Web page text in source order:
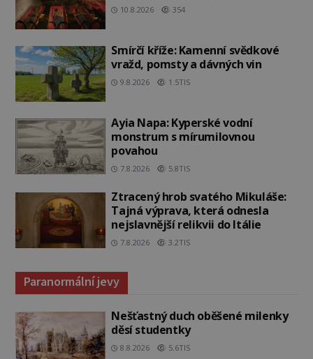
10.8.2026 354
Smírčí kříže: Kamenní svědkové
vražd, pomsty a dávných vin
9.8.2026 1.5TIS
Ayia Napa: Kyperské vodní
monstrum s mírumilovnou
povahou
7.8.2026 5.8TIS
Ztracený hrob svatého Mikuláše:
Tajná výprava, která odnesla
nejslavnější relikvii do Itálie
7.8.2026 3.2TIS
Paranormální jevy
Nešťastný duch oběšené milenky
děsí studentky
8.8.2026 5.6TIS